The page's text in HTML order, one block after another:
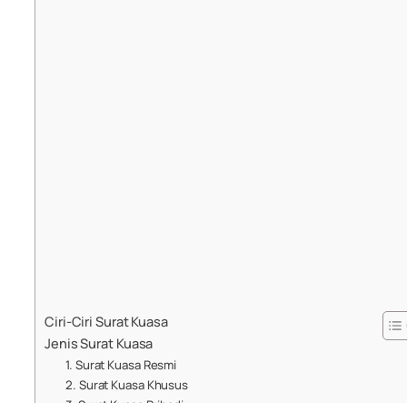
Ciri-Ciri Surat Kuasa
Jenis Surat Kuasa
1. Surat Kuasa Resmi
2. Surat Kuasa Khusus